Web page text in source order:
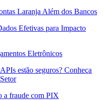
Laranja Além dos Bancos
Efetivas para Impacto
Eletrônicos
estão seguros? Conheça
a fraude com PIX